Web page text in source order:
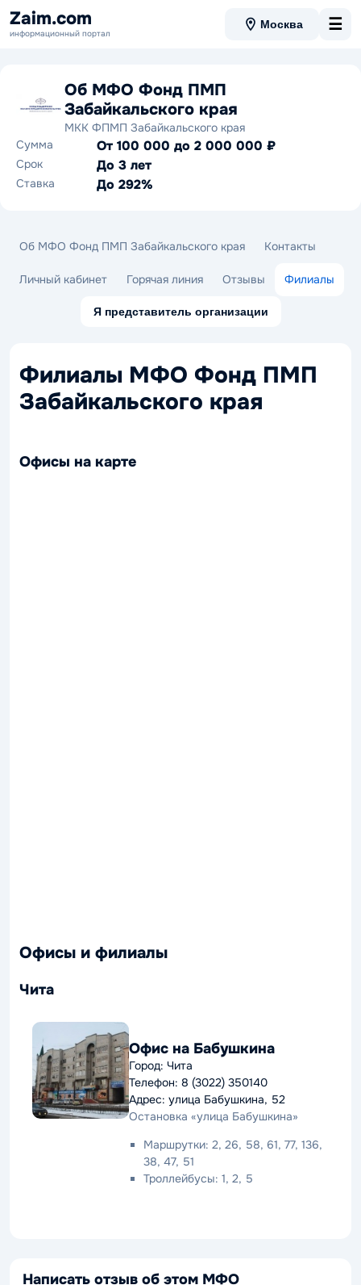
Zaim.com
информационный портал
Москва ☰
Об МФО Фонд ПМП
Забайкальского края
МКК ФПМП Забайкальского края
Сумма
От 100 000 до 2 000 000 ₽
Срок До 3 лет
Ставка До 292%
Об МФО Фонд ПМП Забайкальского края Контакты
Личный кабинет Горячая линия Отзывы Филиалы
Я представитель организации
Филиалы МФО Фонд ПМП
Забайкальского края
Офисы на карте
Офисы и филиалы
Чита
Офис на Бабушкина
Город: Чита
Телефон: 8 (3022) 350140
Адрес: улица Бабушкина, 52
Остановка «улица Бабушкина»
Маршрутки: 2, 26, 58, 61, 77, 136,
38, 47, 51
Троллейбусы: 1, 2, 5
Написать отзыв об этом МФО